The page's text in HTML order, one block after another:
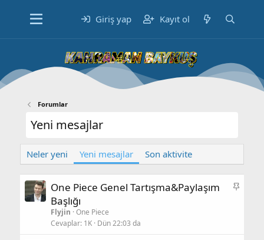
Giriş yap Kayıt ol
Forumlar
Yeni mesajlar
Neler yeni Yeni mesajlar Son aktivite
S
One Piece Genel Tartışma&Paylaşım
Başlığı
Flyjin One Piece
Cevaplar 1K Dün 22:03 da